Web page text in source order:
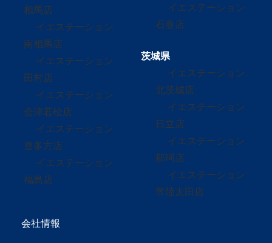
相馬店
イエステーション
南相馬店
イエステーション
田村店
イエステーション
会津若松店
イエステーション
喜多方店
イエステーション
福島店
イエステーション
石巻店
茨城県
イエステーション
北茨城店
イエステーション
日立店
イエステーション
那珂店
イエステーション
常陸太田店
会社情報